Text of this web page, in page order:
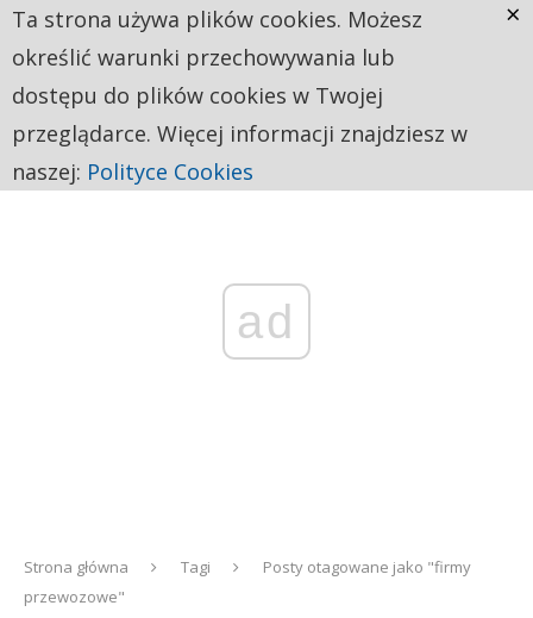
ad
Strona główna Tagi
Posty otagowane jako "firmy
przewozowe"
Ta strona używa plików cookies. Możesz
określić warunki przechowywania lub
dostępu do plików cookies w Twojej
przeglądarce. Więcej informacji znajdziesz w
naszej: Polityce Cookies
×